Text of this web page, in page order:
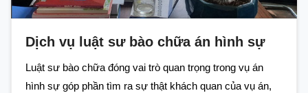
Dịch vụ luật sư bào chữa án hình sự
Luật sư bào chữa đóng vai trò quan trọng trong vụ án
hình sự góp phần tìm ra sự thật khách quan của vụ án,